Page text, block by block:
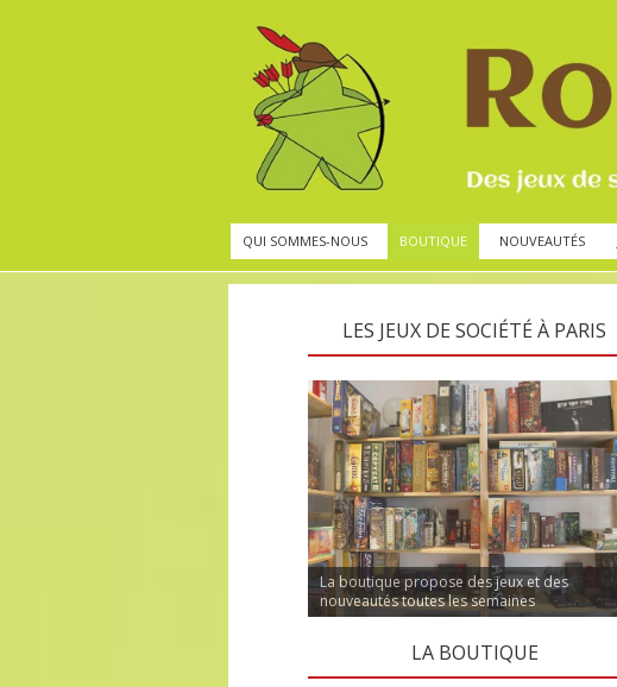
QUI SOMMES-NOUS BOUTIQUE NOUVEAUTÉS
LES JEUX DE SOCIÉTÉ À PARIS
La boutique propose des jeux et des
nouveautés toutes les semaines
LA BOUTIQUE